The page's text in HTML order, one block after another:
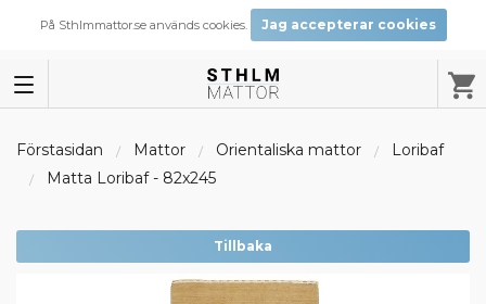
På Sthlmmattor.se används cookies. Jag accepterar cookies
Förstasidan Mattor Orientaliska mattor
Loribaf
Matta Loribaf - 82x245
Tillbaka